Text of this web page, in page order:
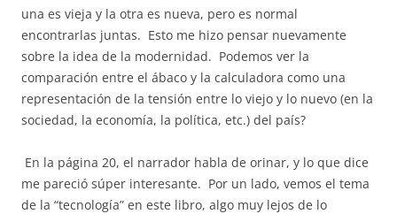
una es vieja y la otra es nueva, pero es normal
encontrarlas juntas. Esto me hizo pensar nuevamente
sobre la idea de la modernidad. Podemos ver la
comparación entre el ábaco y la calculadora como una
representación de la tensión entre lo viejo y lo nuevo (en la
sociedad, la economía, la política, etc.) del país?
En la página 20, el narrador habla de orinar, y lo que dice
me pareció súper interesante. Por un lado, vemos el tema
de la “tecnología” en este libro, algo muy lejos de lo